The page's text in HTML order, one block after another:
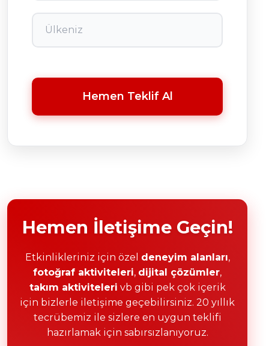
Hemen Teklif Al
Hemen İletişime Geçin!
Etkinlikleriniz için özel deneyim alanları,
fotoğraf aktiviteleri, dijital çözümler,
takım aktiviteleri vb gibi pek çok içerik
için bizlerle iletişime geçebilirsiniz. 20 yıllık
tecrübemiz ile sizlere en uygun teklifi
hazırlamak için sabırsızlanıyoruz.